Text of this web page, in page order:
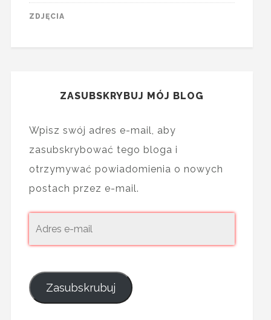
ZDJĘCIA
ZASUBSKRYBUJ MÓJ BLOG
Wpisz swój adres e-mail, aby
zasubskrybować tego bloga i
otrzymywać powiadomienia o nowych
postach przez e-mail.
Zasubskrubuj